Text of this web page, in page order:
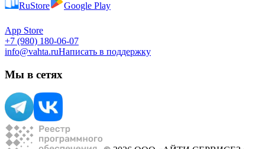
RuStore Google Play
App Store
+7 (980) 180-06-07
info@vahta.ruНаписать в поддержку
Мы в сетях